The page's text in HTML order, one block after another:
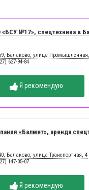
№17», спецтехника в
Балаково, улица
627-94-84
Я рекомендую
«Балмет», аренда
Балаково, улица Транспортная, 4
147-05-07
Я рекомендую